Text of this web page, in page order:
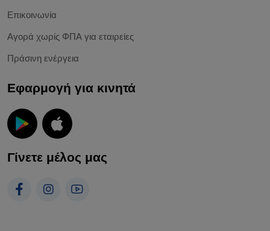
Επικοινωνία
Αγορά χωρίς ΦΠΑ για εταιρείες
Πράσινη ενέργεια
Εφαρμογή για κινητά
Γίνετε μέλος μας